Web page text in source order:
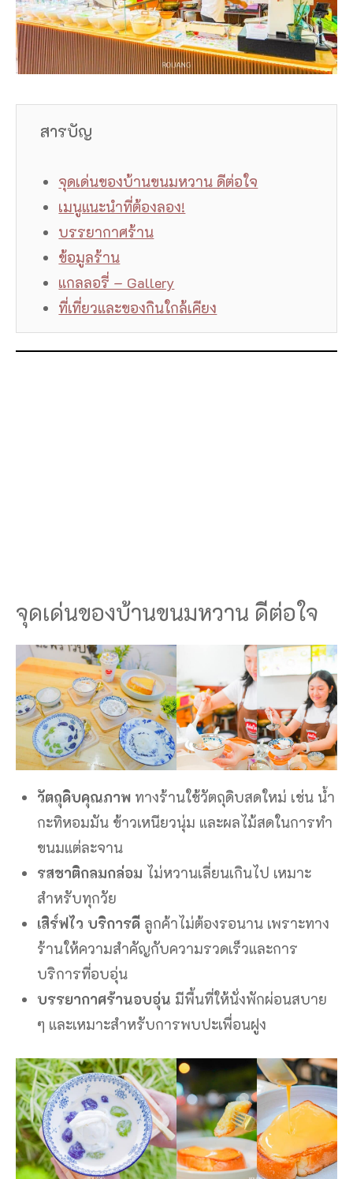
สารบัญ
จุดเด่นของบ้านขนมหวาน ดีต่อใจ
เมนูแนะนำที่ต้องลอง!
บรรยากาศร้าน
ข้อมูลร้าน
แกลลอรี่ – Gallery
ที่เที่ยวและของกินใกล้เคียง
จุดเด่นของบ้านขนมหวาน ดีต่อใจ
วัตถุดิบคุณภาพ ทางร้านใช้วัตถุดิบสดใหม่ เช่น น้ำ
กะทิหอมมัน ข้าวเหนียวนุ่ม และผลไม้สดในการทำ
ขนมแต่ละจาน
รสชาติกลมกล่อม ไม่หวานเลี่ยนเกินไป เหมาะ
สำหรับทุกวัย
เสิร์ฟไว บริการดี ลูกค้าไม่ต้องรอนาน เพราะทาง
ร้านให้ความสำคัญกับความรวดเร็วและการ
บริการที่อบอุ่น
บรรยากาศร้านอบอุ่น มีพื้นที่ให้นั่งพักผ่อนสบาย
ๆ และเหมาะสำหรับการพบปะเพื่อนฝูง